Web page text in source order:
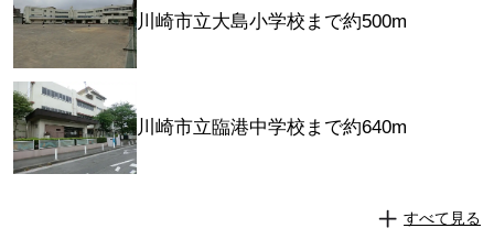
川崎市立大島小学校まで約500m
川崎市立臨港中学校まで約640m
すべて見る